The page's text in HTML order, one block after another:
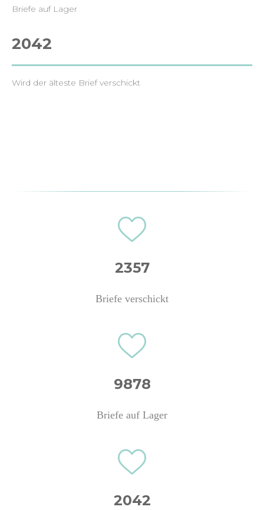
Briefe auf Lager
2042
Wird der älteste Brief verschickt
2357
Briefe verschickt
9878
Briefe auf Lager
2042